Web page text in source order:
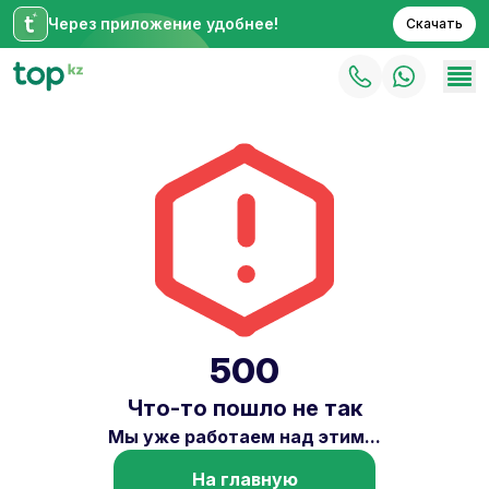
Через приложение удобнее! Скачать
500
Что-то пошло не так
Мы уже работаем над этим...
На главную